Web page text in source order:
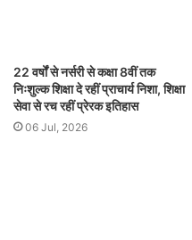
22 वर्षों से नर्सरी से कक्षा 8वीं तक
निःशुल्क शिक्षा दे रहीं प्राचार्य निशा, शिक्षा
सेवा से रच रहीं प्रेरक इतिहास
06 Jul, 2026